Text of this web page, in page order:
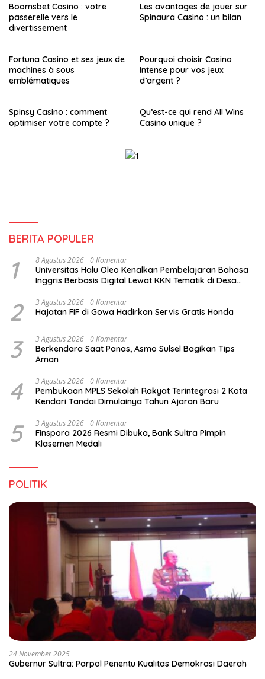
Boomsbet Casino : votre
passerelle vers le
divertissement
Les avantages de jouer sur
Spinaura Casino : un bilan
Fortuna Casino et ses jeux de
machines à sous
emblématiques
Pourquoi choisir Casino
Intense pour vos jeux
d’argent ?
Spinsy Casino : comment
optimiser votre compte ?
Qu’est-ce qui rend All Wins
Casino unique ?
BERITA POPULER
1 8 Agustus 2026 0 Komentar
Universitas Halu Oleo Kenalkan Pembelajaran Bahasa
Inggris Berbasis Digital Lewat KKN Tematik di Desa
2 3 Agustus 2026 0 Komentar
Hajatan FIF di Gowa Hadirkan Servis Gratis Honda
3 3 Agustus 2026 0 Komentar
Berkendara Saat Panas, Asmo Sulsel Bagikan Tips
Aman
4 3 Agustus 2026 0 Komentar
Pembukaan MPLS Sekolah Rakyat Terintegrasi 2 Kota
Kendari Tandai Dimulainya Tahun Ajaran Baru
5 3 Agustus 2026 0 Komentar
Finspora 2026 Resmi Dibuka, Bank Sultra Pimpin
Klasemen Medali
POLITIK
24 November 2025
Gubernur Sultra: Parpol Penentu Kualitas Demokrasi Daerah